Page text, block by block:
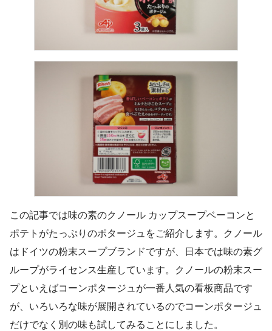
この記事では味の素のクノール カップスープベーコンと
ポテトがたっぷりのポタージュをご紹介します。クノール
はドイツの粉末スープブランドですが、日本では味の素グ
ループがライセンス生産しています。クノールの粉末スー
プといえばコーンポタージュが一番人気の看板商品です
が、いろいろな味が展開されているのでコーンポタージュ
だけでなく別の味も試してみることにしました。